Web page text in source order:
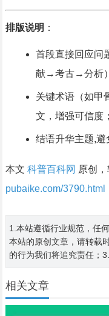
排版说明 ：
首段直接回应问
献→考古→分析
关键术语（如甲
文，增强可信度；
结语升华主题,避
本文 科普百科网 原创，
pubaike.com/3790.html
1.本站遵循行业规范，任
本站的原创文章，请转载
的行为我们将追究责任；
相关文章